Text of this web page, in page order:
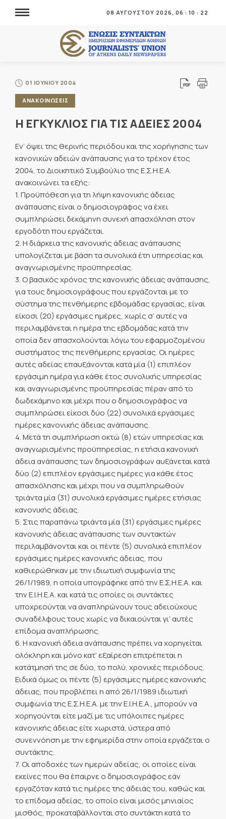
08 ΑΥΓΟΥΣΤΟΥ 2026, 06 : 10 : 22
01 ΙΟΥΝΙΟΥ 2004
ΑΝΑΚΟΙΝΩΣΕΙΣ
Η ΕΓΚΥΚΛΙΟΣ ΓΙΑ ΤΙΣ ΑΔΕΙΕΣ 2004
Εν’ όψει της θερινής περιόδου και της χορήγησης των
κανονικών αδειών ανάπαυσης για το τρέχον έτος
2004, το Διοικητικό Συμβούλιο της Ε.Σ.Η.Ε.Α.
ανακοινώνει τα εξής:
1. Προϋπόθεση για τη λήψη κανονικής άδειας
ανάπαυσης είναι ο δημοσιογράφος να έχει
συμπληρώσει δεκάμηνη συνεχή απασχόληση στον
εργοδότη που εργάζεται.
2. Η διάρκεια της κανονικής άδειας ανάπαυσης
υπολογίζεται με βάση τα συνολικά έτη υπηρεσίας και
αναγνωρισμένης προϋπηρεσίας.
3. Ο βασικός χρόνος της κανονικής άδειας ανάπαυσης,
για τους δημοσιογράφους που εργάζονται με το
σύστημα της πενθήμερης εβδομάδας εργασίας, είναι
είκοσι (20) εργάσιμες ημέρες, χωρίς σ’ αυτές να
περιλαμβάνεται η ημέρα της εβδομάδας κατά την
οποία δεν απασχολούνται λόγω του εφαρμοζομένου
συστήματος της πενθήμερης εργασίας. Οι ημέρες
αυτές αδείας επαυξάνονται κατά μία (1) επιπλέον
εργάσιμη ημέρα για κάθε έτος συνολικής υπηρεσίας
και αναγνωρισμένης προϋπηρεσίας πέραν από το
δωδεκάμηνο και μέχρι που ο δημοσιογράφος να
συμπληρώσει είκοσι δύο (22) συνολικά εργάσιμες
ημέρες κανονικής άδειας ανάπαυσης.
4. Μετά τη συμπλήρωση οκτώ (8) ετών υπηρεσίας και
αναγνωρισμένης προϋπηρεσίας, η ετήσια κανονική
άδεια ανάπαυσης των δημοσιογράφων αυξάνεται κατά
δύο (2) επιπλέον εργάσιμες ημέρες για κάθε έτος
απασχόλησης και μέχρι που να συμπληρωθούν
τριάντα μία (31) συνολικά εργάσιμες ημέρες ετήσιας
κανονικής άδειας.
5. Στις παραπάνω τριάντα μία (31) εργάσιμες ημέρες
κανονικής άδειας ανάπαυσης των συντακτών
περιλαμβάνονται και οι πέντε (5) συνολικά επιπλέον
εργάσιμες ημέρες κανονικής άδειας, που
καθιερώθηκαν με την ιδιωτική συμφωνία της
26/1/1989, η οποία υπογράφηκε από την Ε.Σ.Η.Ε.Α. και
την Ε.Ι.Η.Ε.Α. και κατά τις οποίες οι συντάκτες
υποχρεούνται να αναπληρώνουν τους αδειούχους
συναδέλφους τους χωρίς να δικαιούνται γι’ αυτές
επίδομα αναπλήρωσης.
6. Η κανονική άδεια ανάπαυσης πρέπει να χορηγείται
ολόκληρη και μόνο κατ’ εξαίρεση επιτρέπεται η
κατάτμησή της σε δύο, το πολύ, χρονικές περιόδους.
Ειδικά όμως οι πέντε (5) εργάσιμες ημέρες κανονικής
άδειας, που προβλέπει η από 26/1/1989 ιδιωτική
συμφωνία της Ε.Σ.Η.Ε.Α. με την Ε.Ι.Η.Ε.Α., μπορούν να
χορηγούνται είτε μαζί με τις υπόλοιπες ημέρες
κανονικής άδειας είτε χωριστά, ύστερα από
συνεννόηση με την εφημερίδα στην οποία εργάζεται ο
συντάκτης.
7. Οι αποδοχές των ημερών αδείας, οι οποίες είναι
εκείνες που θα έπαιρνε ο δημοσιογράφος εάν
εργαζόταν κατά τις ημέρες της άδειάς του, καθώς και
το επίδομα αδείας, το οποίο είναι μισός μηνιαίος
μισθός, προκαταβάλλονται στο συντάκτη κατά το